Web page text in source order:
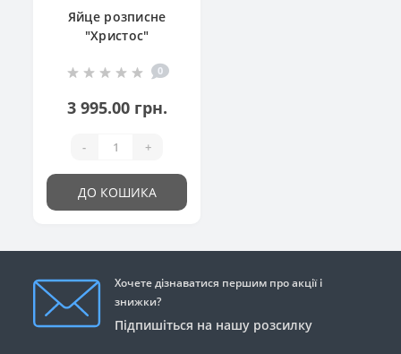
Яйце розписне
"Христос"
0
3 995.00 грн.
- +
ДО КОШИКА
Хочете дізнаватися першим про акції і
знижки?
Підпишіться на нашу розсилку